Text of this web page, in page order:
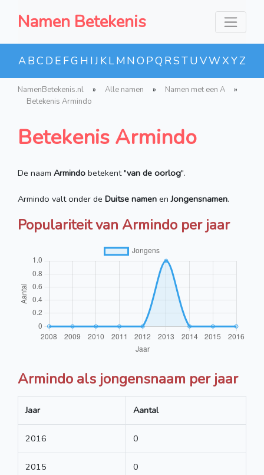
Namen Betekenis
ABC D E FG H IJ KLMNO PQ RSTUVWXYZ
NamenBetekenis.nl » Alle namen » Namen met een A
»
Betekenis Armindo
Betekenis Armindo
De naam Armindo betekent "van de oorlog".
Armindo valt onder de Duitse namen enJongensnamen.
Populariteit van Armindo per jaar
Armindo als jongensnaam per jaar
Jaar Aantal
2016 0
2015 0